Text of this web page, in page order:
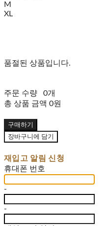
M
XL
품절된 상품입니다.
주문 수량
0개
총 상품 금액 0원
구매하기
장바구니에 담기
재입고 알림 신청
휴대폰 번호
-
-